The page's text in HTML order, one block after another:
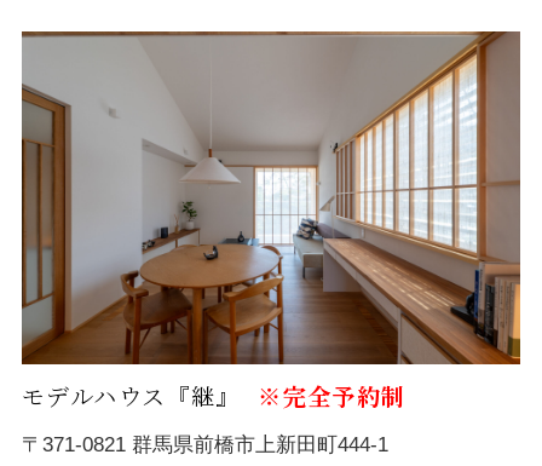
モデルハウス『継』 ※完全予約制
〒371-0821 群馬県前橋市上新田町444-1